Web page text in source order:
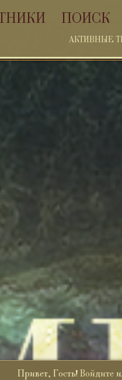
ПОИСК
АКТИВНЫЕ
Привет, Гость! Войдите